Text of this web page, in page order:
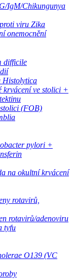
IgM/Chikungunya
viru Zika
onemocnění
difficile
Histolytica
krvácení ve stolici +
(FOB)
pylori +
na okultní krvácení
rotavirů,
rotavirů/adenoviru
tyfu
O139 (VC